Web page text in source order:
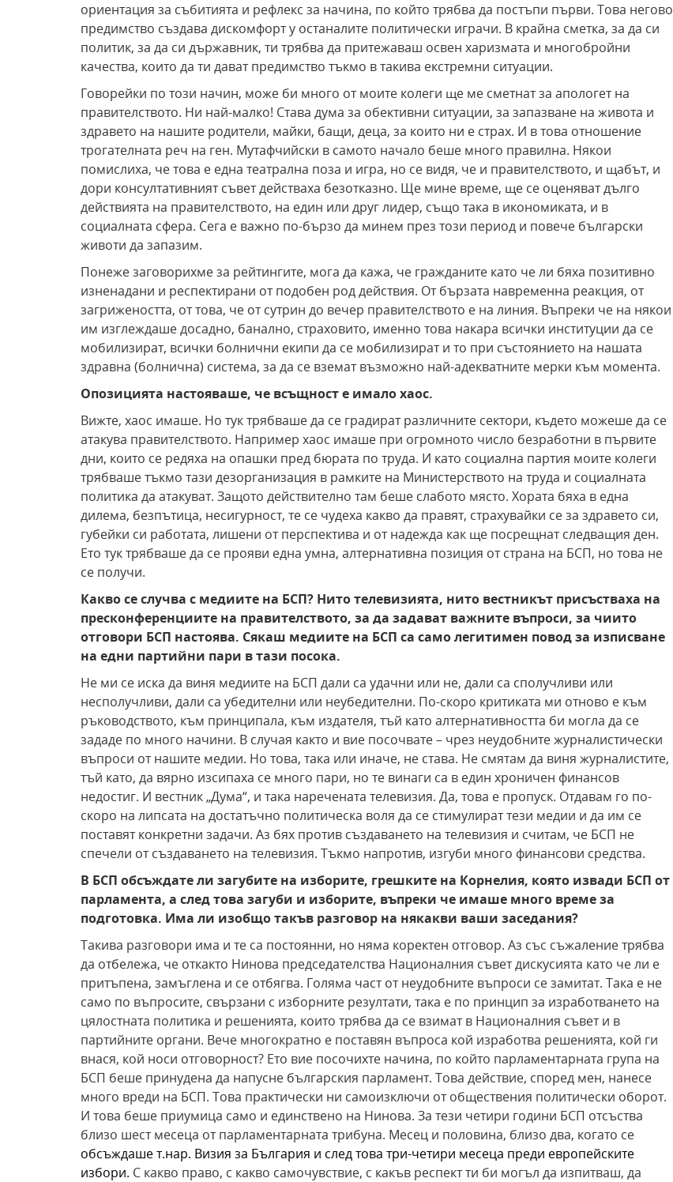
ориентация за събитията и рефлекс за начина, по който трябва да постъпи първи. Това негово
предимство създава дискомфорт у останалите политически играчи. В крайна сметка, за да си
политик, за да си държавник, ти трябва да притежаваш освен харизмата и многобройни
качества, които да ти дават предимство тъкмо в такива екстремни ситуации.
Говорейки по този начин, може би много от моите колеги ще ме сметнат за апологет на
правителството. Ни най-малко! Става дума за обективни ситуации, за запазване на живота и
здравето на нашите родители, майки, бащи, деца, за които ни е страх. И в това отношение
трогателната реч на ген. Мутафчийски в самото начало беше много правилна. Някои
помислиха, че това е една театрална поза и игра, но се видя, че и правителството, и щабът, и
дори консултативният съвет действаха безотказно. Ще мине време, ще се оценяват дълго
действията на правителството, на един или друг лидер, също така в икономиката, и в
социалната сфера. Сега е важно по-бързо да минем през този период и повече български
животи да запазим.
Понеже заговорихме за рейтингите, мога да кажа, че гражданите като че ли бяха позитивно
изненадани и респектирани от подобен род действия. От бързата навременна реакция, от
загрижеността, от това, че от сутрин до вечер правителството е на линия. Въпреки че на някои
им изглеждаше досадно, банално, страховито, именно това накара всички институции да се
мобилизират, всички болнични екипи да се мобилизират и то при състоянието на нашата
здравна (болнична) система, за да се вземат възможно най-адекватните мерки към момента.
Опозицията настояваше, че всъщност е имало хаос.
Вижте, хаос имаше. Но тук трябваше да се градират различните сектори, където можеше да се
атакува правителството. Например хаос имаше при огромното число безработни в първите
дни, които се редяха на опашки пред бюрата по труда. И като социална партия моите колеги
трябваше тъкмо тази дезорганизация в рамките на Министерството на труда и социалната
политика да атакуват. Защото действително там беше слабото място. Хората бяха в една
дилема, безпътица, несигурност, те се чудеха какво да правят, страхувайки се за здравето си,
губейки си работата, лишени от перспектива и от надежда как ще посрещнат следващия ден.
Ето тук трябваше да се прояви една умна, алтернативна позиция от страна на БСП, но това не
се получи.
Какво се случва с медиите на БСП? Нито телевизията, нито вестникът присъстваха на
пресконференциите на правителството, за да задават важните въпроси, за чиито
отговори БСП настоява. Сякаш медиите на БСП са само легитимен повод за изписване
на едни партийни пари в тази посока.
Не ми се иска да виня медиите на БСП дали са удачни или не, дали са сполучливи или
несполучливи, дали са убедителни или неубедителни. По-скоро критиката ми отново е към
ръководството, към принципала, към издателя, тъй като алтернативността би могла да се
зададе по много начини. В случая както и вие посочвате – чрез неудобните журналистически
въпроси от нашите медии. Но това, така или иначе, не става. Не смятам да виня журналистите,
тъй като, да вярно изсипаха се много пари, но те винаги са в един хроничен финансов
недостиг. И вестник „Дума“, и така наречената телевизия. Да, това е пропуск. Отдавам го по-
скоро на липсата на достатъчно политическа воля да се стимулират тези медии и да им се
поставят конкретни задачи. Аз бях против създаването на телевизия и считам, че БСП не
спечели от създаването на телевизия. Тъкмо напротив, изгуби много финансови средства.
В БСП обсъждате ли загубите на изборите, грешките на Корнелия, която извади БСП от
парламента, а след това загуби и изборите, въпреки че имаше много време за
подготовка. Има ли изобщо такъв разговор на някакви ваши заседания?
Такива разговори има и те са постоянни, но няма коректен отговор. Аз със съжаление трябва
да отбележа, че откакто Нинова председателства Националния съвет дискусията като че ли е
притъпена, замъглена и се отбягва. Голяма част от неудобните въпроси се замитат. Така е не
само по въпросите, свързани с изборните резултати, така е по принцип за изработването на
цялостната политика и решенията, които трябва да се взимат в Националния съвет и в
партийните органи. Вече многократно е поставян въпроса кой изработва решенията, кой ги
внася, кой носи отговорност? Ето вие посочихте начина, по който парламентарната група на
БСП беше принудена да напусне българския парламент. Това действие, според мен, нанесе
много вреди на БСП. Това практически ни самоизключи от обществения политически оборот.
И това беше приумица само и единствено на Нинова. За тези четири години БСП отсъства
близо шест месеца от парламентарната трибуна. Месец и половина, близо два, когато се
обсъждаше т.нар. Визия за България и след това три-четири месеца преди европейските
избори. С какво право, с какво самочувствие, с какъв респект ти би могъл да изпитваш, да